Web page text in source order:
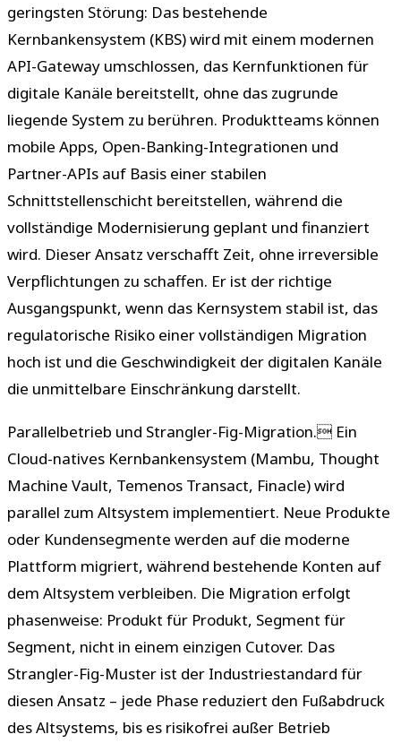
geringsten Störung: Das bestehende
Kernbankensystem (KBS) wird mit einem modernen
API-Gateway umschlossen, das Kernfunktionen für
digitale Kanäle bereitstellt, ohne das zugrunde
liegende System zu berühren. Produktteams können
mobile Apps, Open-Banking-Integrationen und
Partner-APIs auf Basis einer stabilen
Schnittstellenschicht bereitstellen, während die
vollständige Modernisierung geplant und finanziert
wird. Dieser Ansatz verschafft Zeit, ohne irreversible
Verpflichtungen zu schaffen. Er ist der richtige
Ausgangspunkt, wenn das Kernsystem stabil ist, das
regulatorische Risiko einer vollständigen Migration
hoch ist und die Geschwindigkeit der digitalen Kanäle
die unmittelbare Einschränkung darstellt.
Parallelbetrieb und Strangler-Fig-Migration. Ein
Cloud-natives Kernbankensystem (Mambu, Thought
Machine Vault, Temenos Transact, Finacle) wird
parallel zum Altsystem implementiert. Neue Produkte
oder Kundensegmente werden auf die moderne
Plattform migriert, während bestehende Konten auf
dem Altsystem verbleiben. Die Migration erfolgt
phasenweise: Produkt für Produkt, Segment für
Segment, nicht in einem einzigen Cutover. Das
Strangler-Fig-Muster ist der Industriestandard für
diesen Ansatz – jede Phase reduziert den Fußabdruck
des Altsystems, bis es risikofrei außer Betrieb